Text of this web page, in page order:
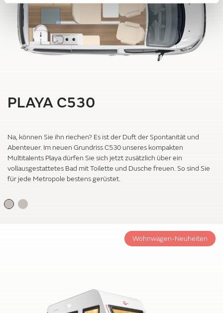
PLAYA C530
Na, können Sie ihn riechen? Es ist der Duft der Spontanität und
Abenteuer. Im neuen Grundriss C530 unseres kompakten
Multitalents Playa dürfen Sie sich jetzt zusätzlich über ein
vollausgestattetes Bad mit Toilette und Dusche freuen. So sind Sie
für jede Metropole bestens gerüstet.
Wohnwagen-Neuheiten